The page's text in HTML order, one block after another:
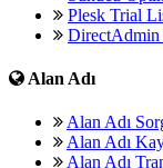
Plesk Trial
DirectAdmin
Alan Adı
Alan Adı
Alan Adı
Alan Adı